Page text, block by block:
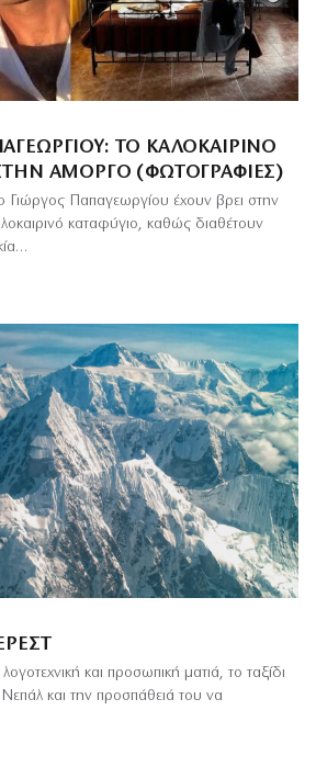
ΤΟ ΚΑΛΟΚΑΙΡΙΝΌ
ΑΜΟΡΓΌ (ΦΩΤΟΓΡΑΦΊΕΣ)
Γιώργος Παπαγεωργίου έχουν βρει στην
καταφύγιο, καθώς διαθέτουν
και προσωπική ματιά, το ταξίδι
και την προσπάθειά του να